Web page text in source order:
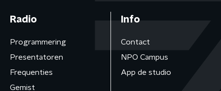
Radio
Programmering
Presentatoren
Frequenties
Gemist
Info
Contact
NPO Campus
App de studio